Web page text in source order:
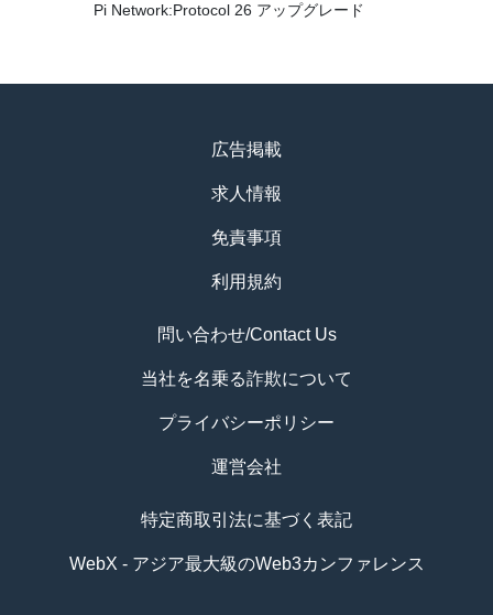
Pi Network:Protocol 26 アップグレード
広告掲載
求人情報
免責事項
利用規約
問い合わせ/Contact Us
当社を名乗る詐欺について
プライバシーポリシー
運営会社
特定商取引法に基づく表記
WebX - アジア最大級のWeb3カンファレンス